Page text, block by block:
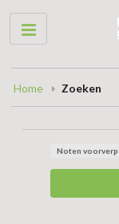
Home Zoeken
Noten